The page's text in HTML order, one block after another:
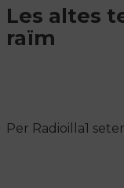
Les altes
raïm
Per Radioilla1